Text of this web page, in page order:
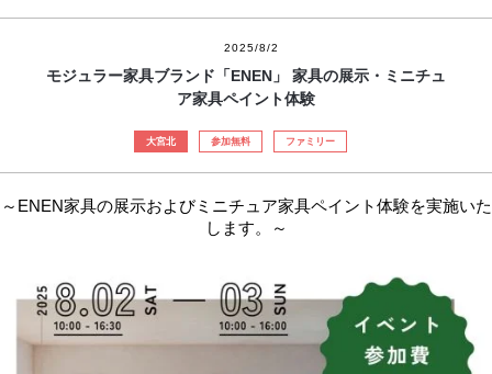
2025/8/2
モジュラー家具ブランド「ENEN」 家具の展示・ミニチュ
ア家具ペイント体験
大宮北 参加無料 ファミリー
～ENEN家具の展示およびミニチュア家具ペイント体験を実施いた
します。～